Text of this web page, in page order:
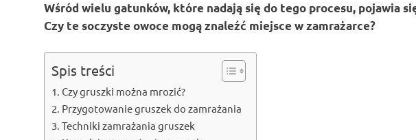
Wśród wielu gatunków, które nadają się do tego procesu, pojawia
Czy te soczyste owoce mogą znaleźć miejsce w zamrażarce?
Spis treści
Czy gruszki można mrozić?
Przygotowanie gruszek do zamrażania
Techniki zamrażania gruszek